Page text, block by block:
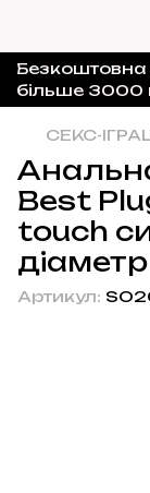
більше 3000
СЕКС-
Best
touch
Артикул: